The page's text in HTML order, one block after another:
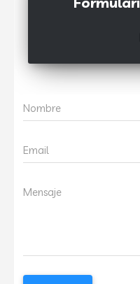
Nombre
Email
Mensaje